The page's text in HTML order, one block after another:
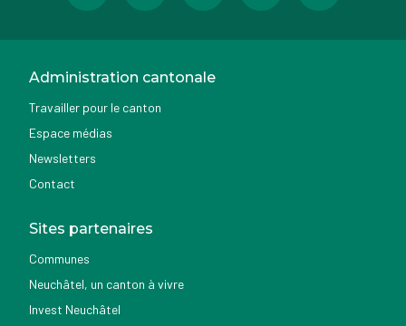
Administration cantonale
Travailler pour le canton
Espace médias
Newsletters
Contact
Sites partenaires
Communes
Neuchâtel, un canton à vivre
Invest Neuchâtel